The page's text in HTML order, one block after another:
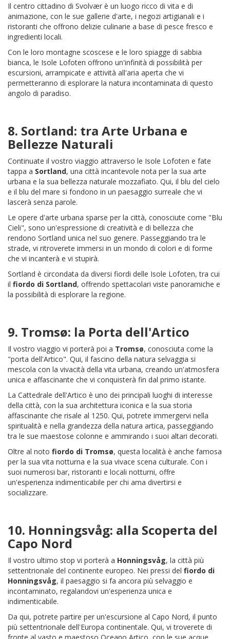
Il centro cittadino di Svolvær è un luogo ricco di vita e di
animazione, con le sue gallerie d'arte, i negozi artigianali e i
ristoranti che offrono delizie culinarie a base di pesce fresco e
ingredienti locali.
Con le loro montagne scoscese e le loro spiagge di sabbia
bianca, le Isole Lofoten offrono un'infinità di possibilità per
escursioni, arrampicate e attività all'aria aperta che vi
permetteranno di esplorare la natura incontaminata di questo
angolo di paradiso.
8. Sortland: tra Arte Urbana e
Bellezze Naturali
Continuate il vostro viaggio attraverso le Isole Lofoten e fate
tappa a Sortland, una città incantevole nota per la sua arte
urbana e la sua bellezza naturale mozzafiato. Qui, il blu del cielo
e il blu del mare si fondono in un paesaggio surreale che vi
lascerà senza parole.
Le opere d'arte urbana sparse per la città, conosciute come "Blu
Cieli", sono un'espressione di creatività e di bellezza che
rendono Sortland unica nel suo genere. Passeggiando tra le
strade, vi ritroverete immersi in un mondo di colori e di forme
che vi incanterà e vi stupirà.
Sortland è circondata da diversi fiordi delle Isole Lofoten, tra cui
il fiordo di Sortland, offrendo spettacolari viste panoramiche e
la possibilità di esplorare la regione.
9. Tromsø: la Porta dell'Artico
Il vostro viaggio vi porterà poi a Tromsø, conosciuta come la
"porta dell'Artico". Qui, il fascino della natura selvaggia si
mescola con la vivacità della vita urbana, creando un'atmosfera
unica e affascinante che vi conquisterà fin dal primo istante.
La Cattedrale dell'Artico è uno dei principali luoghi di interesse
della città, con la sua architettura iconica e la sua storia
affascinante che risale al 1250. Qui, potrete immergervi nella
spiritualità e nella grandezza della natura artica, passeggiando
tra le sue maestose colonne e ammirando i suoi altari decorati.
Oltre al noto fiordo di Tromsø, questa località è anche famosa
per la sua vita notturna e la sua vivace scena culturale. Con i
suoi numerosi bar, ristoranti e locali notturni, offre
un'esperienza indimenticabile per chi ama divertirsi e
socializzare.
10. Honningsvåg: alla Scoperta del
Capo Nord
Il vostro ultimo stop vi porterà a Honningsvåg, la città più
settentrionale del continente europeo. Nei pressi del fiordo di
Honningsvåg, il paesaggio si fa ancora più selvaggio e
incontaminato, regalandovi un'esperienza unica e
indimenticabile.
Da qui, potrete partire per un'escursione al Capo Nord, il punto
più settentrionale dell'Europa continentale. Qui, vi troverete di